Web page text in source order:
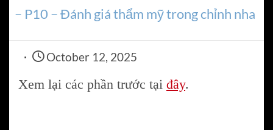
– P10 – Đánh giá thẩm mỹ trong chỉnh nha
October 12, 2025
Xem lại các phần trước tại đây.